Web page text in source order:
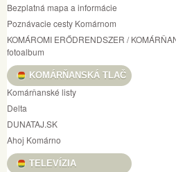
Bezplatná mapa a informácie
Poznávacie cesty Komárnom
KOMÁROMI ERŐDRENDSZER /
fotoalbum
KOMÁRŇANSKÁ TLAČ
Komárňanské listy
Delta
DUNATAJ.SK
Ahoj Komárno
TELEVÍZIA